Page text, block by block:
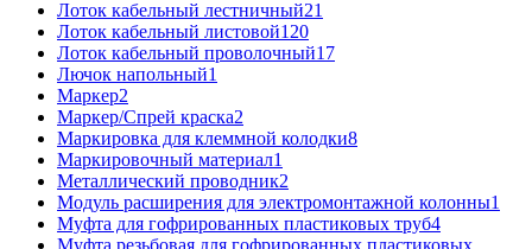
Лоток кабельный лестничный21
Лоток кабельный листовой120
Лоток кабельный проволочный17
Лючок напольный1
Маркер2
Маркер/Спрей краска2
Маркировка для клеммной колодки8
Маркировочный материал1
Металлический проводник2
Модуль расширения для электромонтажной колонны1
Муфта для гофрированных пластиковых труб4
Муфта резьбовая для гофрированных пластиковых